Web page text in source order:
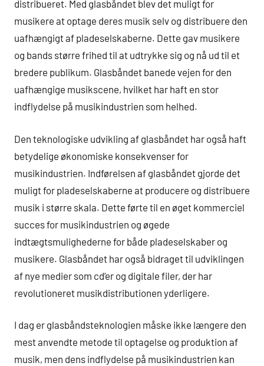
distribueret. Med glasbåndet blev det muligt for
musikere at optage deres musik selv og distribuere den
uafhængigt af pladeselskaberne. Dette gav musikere
og bands større frihed til at udtrykke sig og nå ud til et
bredere publikum. Glasbåndet banede vejen for den
uafhængige musikscene, hvilket har haft en stor
indflydelse på musikindustrien som helhed.
Den teknologiske udvikling af glasbåndet har også haft
betydelige økonomiske konsekvenser for
musikindustrien. Indførelsen af glasbåndet gjorde det
muligt for pladeselskaberne at producere og distribuere
musik i større skala. Dette førte til en øget kommerciel
succes for musikindustrien og øgede
indtægtsmulighederne for både pladeselskaber og
musikere. Glasbåndet har også bidraget til udviklingen
af nye medier som cd’er og digitale filer, der har
revolutioneret musikdistributionen yderligere.
I dag er glasbåndsteknologien måske ikke længere den
mest anvendte metode til optagelse og produktion af
musik, men dens indflydelse på musikindustrien kan